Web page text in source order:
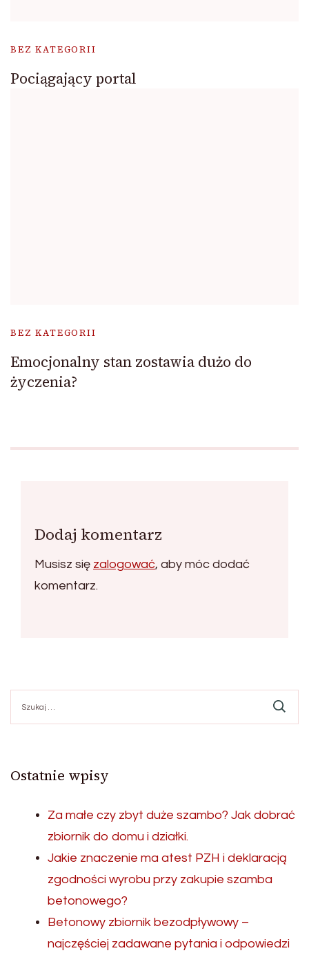
BEZ KATEGORII
Pociągający portal
BEZ KATEGORII
Emocjonalny stan zostawia dużo do
życzenia?
Dodaj komentarz
Musisz się zalogować, aby móc dodać
komentarz.
Ostatnie wpisy
Za małe czy zbyt duże szambo? Jak dobrać
zbiornik do domu i działki.
Jakie znaczenie ma atest PZH i deklaracją
zgodności wyrobu przy zakupie szamba
betonowego?
Betonowy zbiornik bezodpływowy –
najczęściej zadawane pytania i odpowiedzi